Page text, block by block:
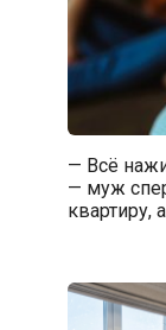
— Всё
— муж
квартиру,